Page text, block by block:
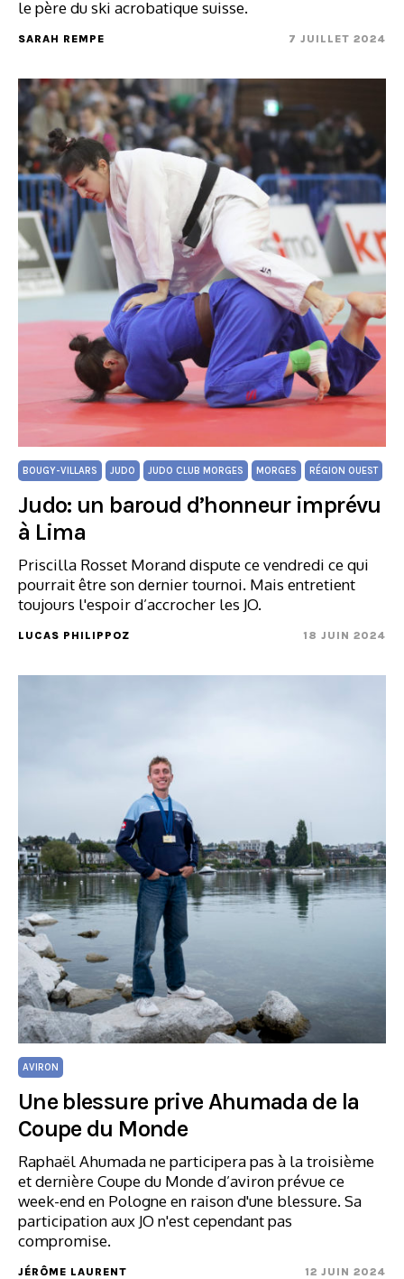
le père du ski acrobatique suisse.
SARAH REMPE 7 JUILLET 2024
BOUGY-VILLARS JUDO JUDO CLUB MORGES MORGES RÉGION OUEST
Judo: un baroud d’honneur imprévu
à Lima
Priscilla Rosset Morand dispute ce vendredi ce qui
pourrait être son dernier tournoi. Mais entretient
toujours l'espoir d’accrocher les JO.
LUCAS PHILIPPOZ 18 JUIN 2024
AVIRON
Une blessure prive Ahumada de la
Coupe du Monde
Raphaël Ahumada ne participera pas à la troisième
et dernière Coupe du Monde d’aviron prévue ce
week-end en Pologne en raison d'une blessure. Sa
participation aux JO n'est cependant pas
compromise.
JÉRÔME LAURENT 12 JUIN 2024